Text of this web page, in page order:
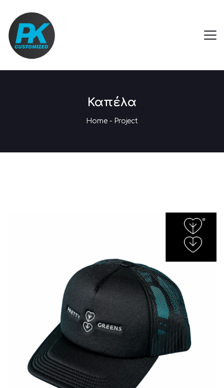
Καπέλα
Home - Project